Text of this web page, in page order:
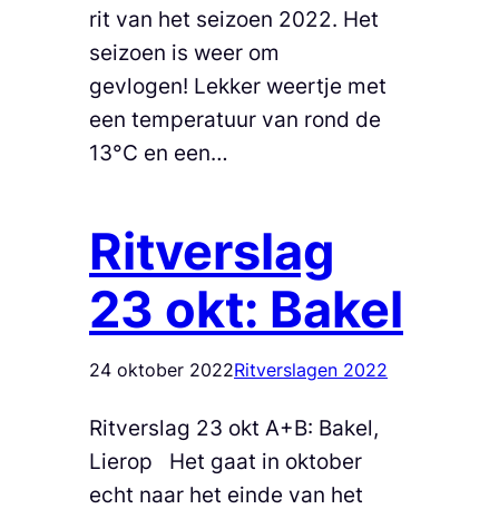
rit van het seizoen 2022. Het
seizoen is weer om
gevlogen! Lekker weertje met
een temperatuur van rond de
13°C en een…
Ritverslag
23 okt: Bakel
24 oktober 2022Ritverslagen 2022
Ritverslag 23 okt A+B: Bakel,
Lierop Het gaat in oktober
echt naar het einde van het